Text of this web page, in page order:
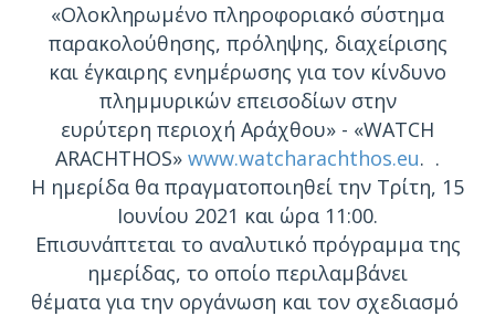
«Ολοκληρωμένο πληροφοριακό σύστημα
παρακολούθησης, πρόληψης, διαχείρισης
και έγκαιρης ενημέρωσης για τον κίνδυνο
πλημμυρικών επεισοδίων στην
ευρύτερη περιοχή Αράχθου» - «WATCH
ARACHTHOS» www.watcharachthos.eu. .
Η ημερίδα θα πραγματοποιηθεί την Τρίτη, 15
Ιουνίου 2021 και ώρα 11:00.
Επισυνάπτεται το αναλυτικό πρόγραμμα της
ημερίδας, το οποίο περιλαμβάνει
θέματα για την οργάνωση και τον σχεδιασμό